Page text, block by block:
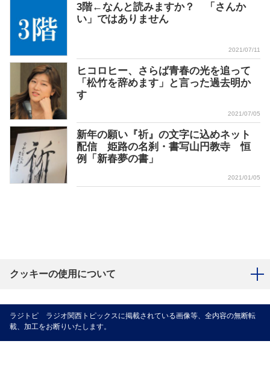
3階←なんと読みますか？ 「さんか
い」ではありません
2021/07/11
ヒコロヒー、さらば青春の光を追って
「松竹を辞めます」と言った過去明か
す
2021/07/05
新年の願い『祈』の文字に込めネット
配信 姫路の名刹・書写山円教寺 恒
例「新春夢の書」
2021/01/05
クッキーの使用について
ラジトピ ラジオ関西トピックスに掲載されている画像等、全内容の無断転
載、加工をお断りいたします。